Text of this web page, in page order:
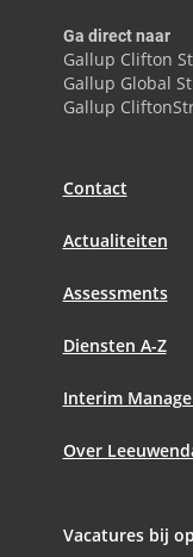
Ga direct naar
Gallup Clifton
Gallup Global
Gallup
Contact
Actualiteiten
Assessments
Diensten A-Z
Interim
Over
Vacatures bij